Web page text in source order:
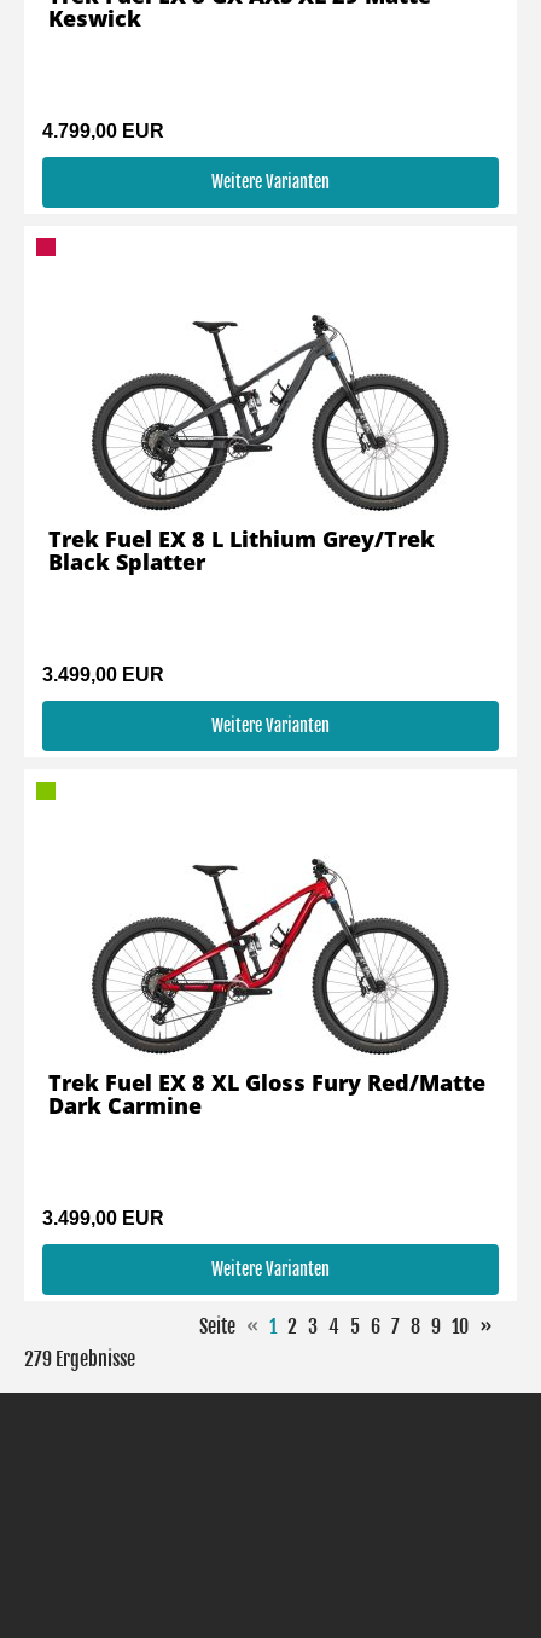
4.799,00 EUR
Weitere Varianten
Keswick
3.499,00 EUR
Weitere Varianten
Trek Fuel EX 8 L Lithium Grey/Trek
Black Splatter
3.499,00 EUR
Weitere Varianten
Trek Fuel EX 8 XL Gloss Fury Red/Matte
Dark Carmine
Seite « 1 2 3 4 5 6 7 8 9 10 »
279 Ergebnisse